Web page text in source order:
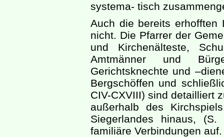
systema- tisch
Auch die bereits erhofften
nicht. Die Pfarrer der
und Kirchenälteste,
Amtmänner und
Gerichtsknechte und
Bergschöffen und
CIV-CXVIII) sind detailliert
außerhalb des
Siegerlandes hinaus, (S.
familiäre Verbindungen auf.